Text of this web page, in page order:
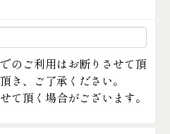
のご利用はお断りさせて頂
き、ご了承ください。
て頂く場合がございます。